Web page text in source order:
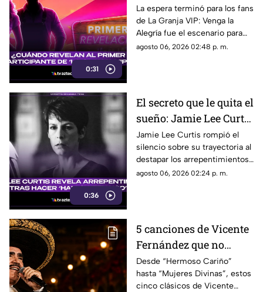
0:31
la televisión: El destape
arrancó en Venga la
Alegría
La espera terminó para los fans
de La Granja VIP: Venga la
Alegría fue el escenario para
destapar la primera gran
agosto 06, 2026 02:48 p. m.
0:36
El secreto que le quita el
sueño: Jamie Lee Curtis
confiesa su mayor
arrepentimiento en
'Halloween H2O'
Jamie Lee Curtis rompió el
silencio sobre su trayectoria al
destapar los arrepentimientos
que conserva tras el arrollador
agosto 06, 2026 02:24 p. m.
5 canciones de Vicente
Fernández que no
pueden faltar en una
serenata
Desde “Hermoso Cariño”
hasta “Mujeres Divinas”, estos
cinco clásicos de Vicente